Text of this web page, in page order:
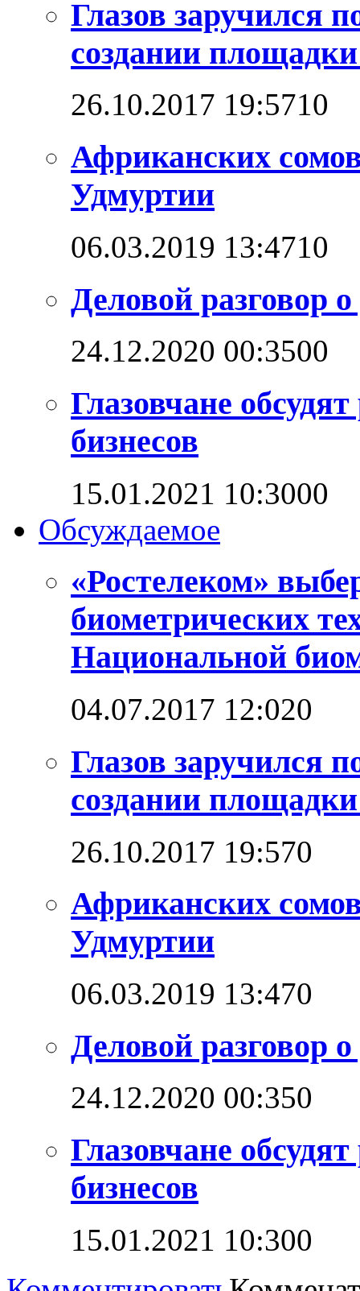
Глазов заручился
создании
26.10.2017 19:5710
Африканских
Удмуртии
06.03.2019 13:4710
Деловой разговор
24.12.2020 00:3500
Глазовчане
бизнесов
15.01.2021 10:3000
Обсуждаемое
«Ростелеком»
биометрических
Национальной
04.07.2017 12:020
Глазов заручился
создании
26.10.2017 19:570
Африканских
Удмуртии
06.03.2019 13:470
Деловой разговор
24.12.2020 00:350
Глазовчане
бизнесов
15.01.2021 10:300